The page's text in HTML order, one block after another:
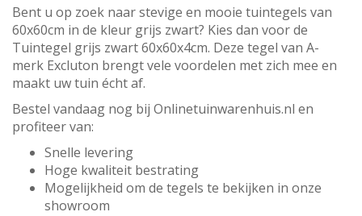
Bent u op zoek naar stevige en mooie tuintegels van
60x60cm in de kleur grijs zwart? Kies dan voor de
Tuintegel grijs zwart 60x60x4cm. Deze tegel van A-
merk Excluton brengt vele voordelen met zich mee en
maakt uw tuin écht af.
Bestel vandaag nog bij Onlinetuinwarenhuis.nl en
profiteer van:
Snelle levering
Hoge kwaliteit bestrating
Mogelijkheid om de tegels te bekijken in onze
showroom